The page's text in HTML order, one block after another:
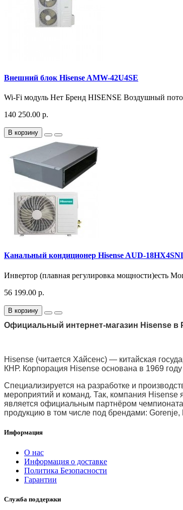
Внешний блок Hisense AMW-42U4SE
Wi-Fi модуль Нет Бренд HISENSE Воздушный
140 250.00 р.
В корзину
Канальный кондиционер Hisense AUD-
Инвертор (плавная регулировка мощности)есть
56 199.00 р.
В корзину
Официальный интернет-магазин Hisense в
Hisense (читается Ха́йсенс) — китайская
КНР. Корпорация Hisense основана в 1969
Специализируется на разработке и
мероприятий и команд. Так, компания
является официальным партнёром
продукцию в том числе под брендами: Gorenje,
Информация
О нас
Информация о доставке
Политика Безопасности
Гарантии
Служба поддержки